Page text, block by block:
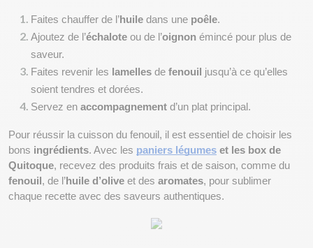
Faites chauffer de l’huile dans une poêle.
Ajoutez de l’échalote ou de l’oignon émincé pour plus de
saveur.
Faites revenir les lamelles de fenouil
jusqu’à ce qu’elles
soient tendres et dorées.
Servez en accompagnement d’un plat principal.
Pour réussir la cuisson du fenouil, il est essentiel de choisir les
bons ingrédients. Avec les paniers légumes et les box de
Quitoque
fenouil , de l’huile d’olive et des aromates, pour sublimer
chaque recette avec des saveurs authentiques.